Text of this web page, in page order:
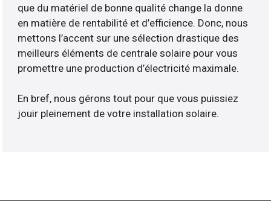
que du matériel de bonne qualité change la donne
en matière de rentabilité et d’efficience. Donc, nous
mettons l’accent sur une sélection drastique des
meilleurs éléments de centrale solaire pour vous
promettre une production d’électricité maximale.
En bref, nous gérons tout pour que vous puissiez
jouir pleinement de votre installation solaire.